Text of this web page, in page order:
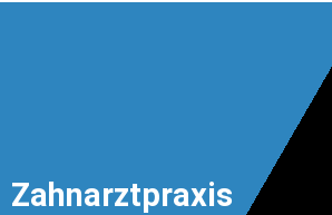
Zahnarztpraxis